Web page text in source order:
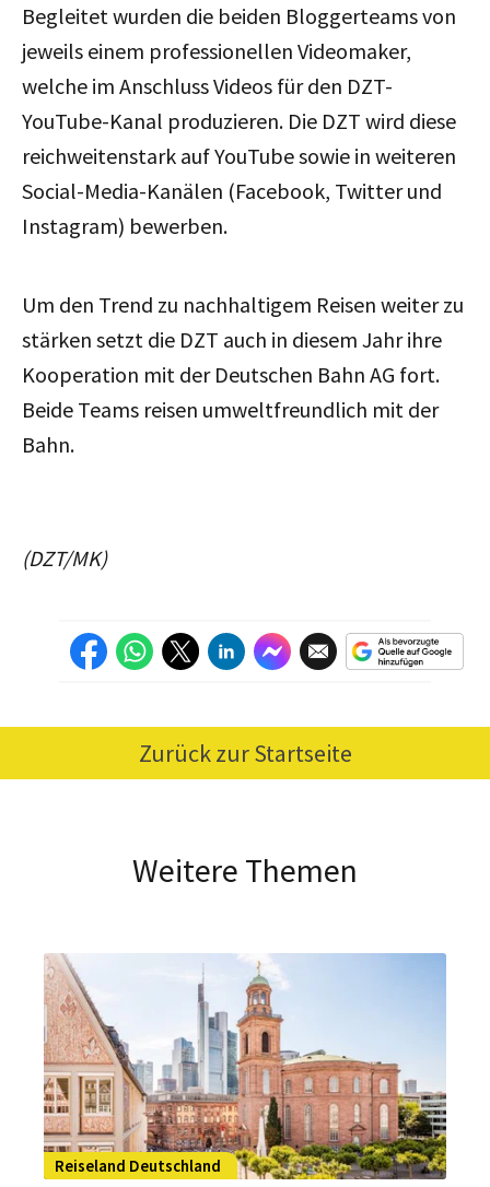
Begleitet wurden die beiden Bloggerteams von
jeweils einem professionellen Videomaker,
welche im Anschluss Videos für den DZT-
YouTube-Kanal produzieren. Die DZT wird diese
reichweitenstark auf YouTube sowie in weiteren
Social-Media-Kanälen (Facebook, Twitter und
Instagram) bewerben.
Um den Trend zu nachhaltigem Reisen weiter zu
stärken setzt die DZT auch in diesem Jahr ihre
Kooperation mit der Deutschen Bahn AG fort.
Beide Teams reisen umweltfreundlich mit der
Bahn.
(DZT/MK)
Zurück zur Startseite
Weitere Themen
Reiseland Deutschland